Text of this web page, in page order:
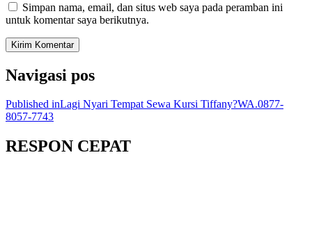
Simpan nama, email, dan situs web saya pada peramban ini
untuk komentar saya berikutnya.
Navigasi pos
Published inLagi Nyari Tempat Sewa Kursi Tiffany?WA.0877-
8057-7743
RESPON CEPAT